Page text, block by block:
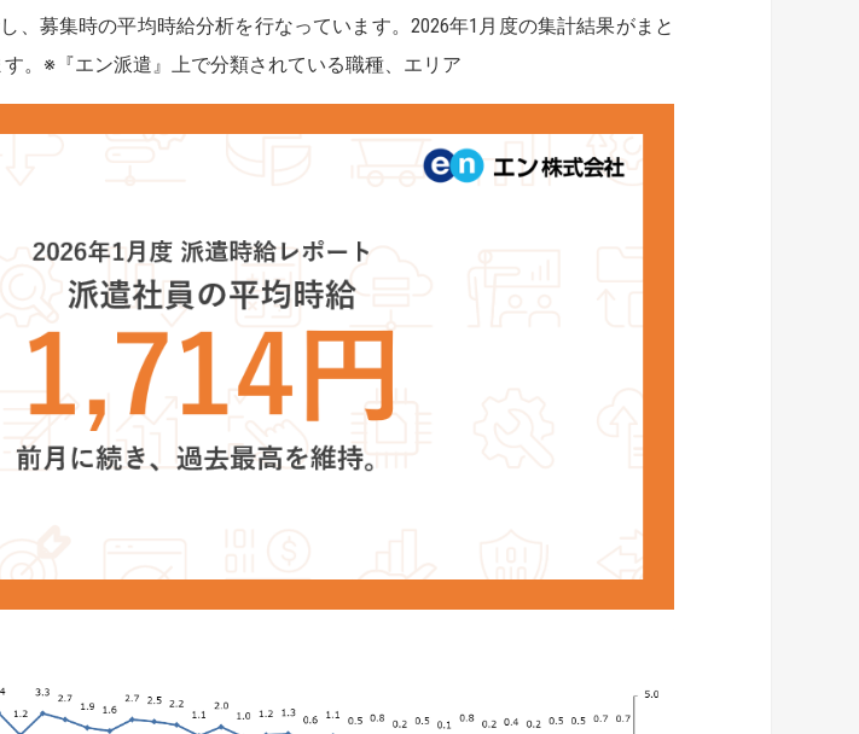
、募集時の平均時給分析を行なっています。2026年1月度の集計結果がまと
。※『エン派遣』上で分類されている職種、エリア